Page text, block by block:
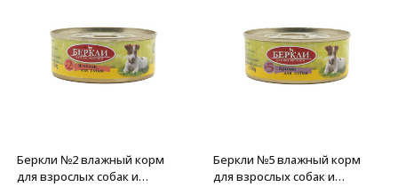
Беркли №2 влажный корм
для взрослых собак и
Беркли №5 влажный корм
для взрослых собак и